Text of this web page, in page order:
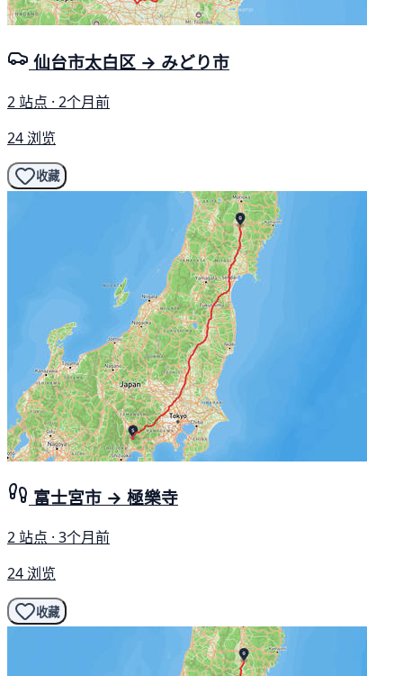
仙台市太白区 → みどり市
2 站点 · 2个月前
24 浏览
收藏
富士宮市 → 極樂寺
2 站点 · 3个月前
24 浏览
收藏